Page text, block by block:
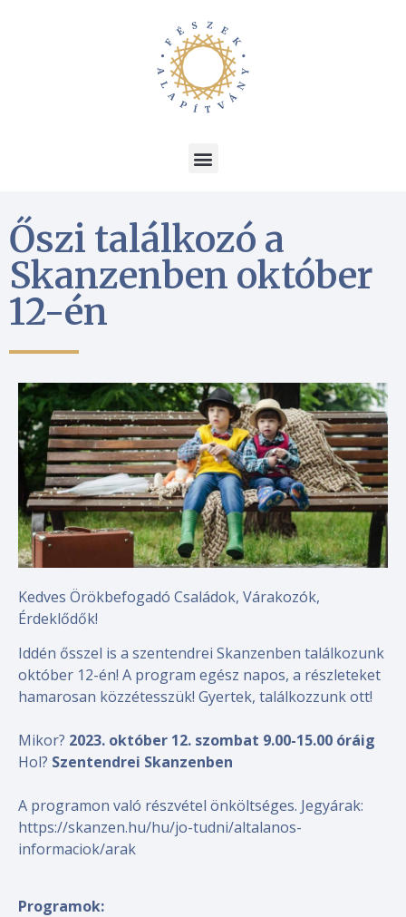
Őszi találkozó a
Skanzenben október
12-én
Kedves Örökbefogadó Családok, Várakozók,
Érdeklődők!
Iddén ősszel is a szentendrei Skanzenben találkozunk
október 12-én! A program egész napos, a részleteket
hamarosan közzétesszük! Gyertek, találkozzunk ott!
Mikor? 2023. október 12. szombat 9.00-15.00 óráig
Hol? Szentendrei Skanzenben
A programon való részvétel önköltséges. Jegyárak:
https://skanzen.hu/hu/jo-tudni/altalanos-
informaciok/arak
Programok: